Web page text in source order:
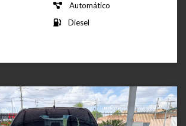
Automático
Diesel